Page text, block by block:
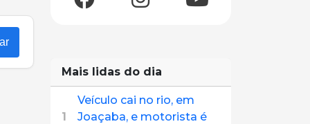
Mais lidas do dia
1
Veículo cai no rio, em
Joaçaba, e motorista é